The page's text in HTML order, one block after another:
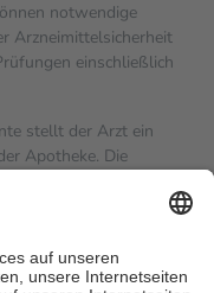
notwendige
Arzneimittelsicherheit
einschließlich
stellt der Arzt ein
Apotheke. Die
davon als Zuzahlung
in Höhe von zehn
jedochfünf Euround